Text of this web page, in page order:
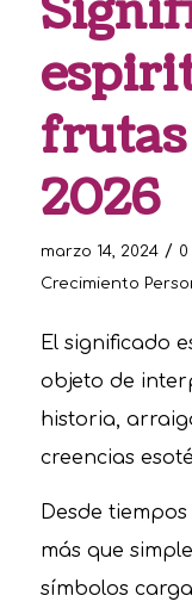
2026
marzo 14, 2024 /
Crecimiento
El significado
objeto de
historia,
creencias
Desde
más que
símbolos